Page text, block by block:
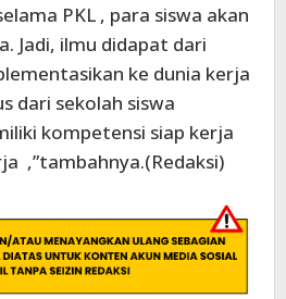
PKL , para siswa akan
Jadi, ilmu didapat dari
ke dunia kerja
dari sekolah siswa
kompetensi siap kerja
,”tambahnya.(Redaksi)